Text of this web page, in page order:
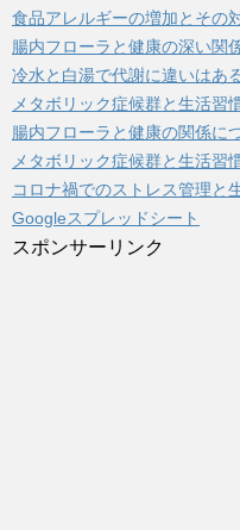
食品アレルギーの増加とその
腸内フローラと健康の深い関
冷水と白湯で代謝に違いはあ
メタボリック症候群と生活習
腸内フローラと健康の関係に
メタボリック症候群と生活習
コロナ禍でのストレス管理と
Googleスプレッドシート
スポンサーリンク